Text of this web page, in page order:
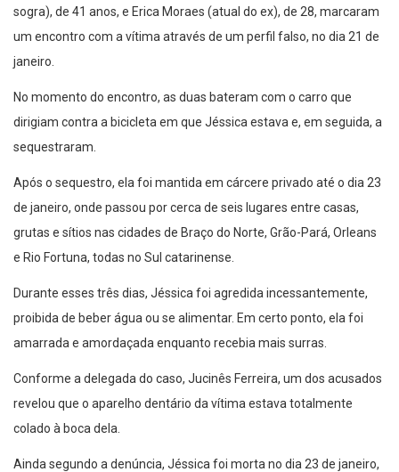
sogra), de 41 anos, e Erica Moraes (atual do ex), de 28, marcaram
um encontro com a vítima através de um perfil falso, no dia 21 de
janeiro.
No momento do encontro, as duas bateram com o carro que
dirigiam contra a bicicleta em que Jéssica estava e, em seguida, a
sequestraram.
Após o sequestro, ela foi mantida em cárcere privado até o dia 23
de janeiro, onde passou por cerca de seis lugares entre casas,
grutas e sítios nas cidades de Braço do Norte, Grão-Pará, Orleans
e Rio Fortuna, todas no Sul catarinense.
Durante esses três dias, Jéssica foi agredida incessantemente,
proibida de beber água ou se alimentar. Em certo ponto, ela foi
amarrada e amordaçada enquanto recebia mais surras.
Conforme a delegada do caso, Jucinês Ferreira, um dos acusados
revelou que o aparelho dentário da vítima estava totalmente
colado à boca dela.
Ainda segundo a denúncia, Jéssica foi morta no dia 23 de janeiro,